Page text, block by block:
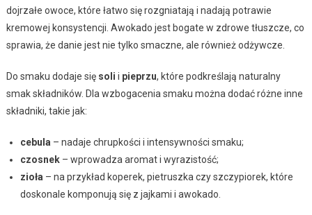
dojrzałe owoce, które łatwo się rozgniatają i nadają potrawie
kremowej konsystencji. Awokado jest bogate w zdrowe tłuszcze, co
sprawia, że danie jest nie tylko smaczne, ale również odżywcze.
Do smaku dodaje się soli i pieprzu, które podkreślają naturalny
smak składników. Dla wzbogacenia smaku można dodać różne inne
składniki, takie jak:
cebula – nadaje chrupkości i intensywności smaku;
czosnek– wprowadza aromat i wyrazistość;
zioła – na przykład koperek, pietruszka czy szczypiorek, które
doskonale komponują się z jajkami i awokado.